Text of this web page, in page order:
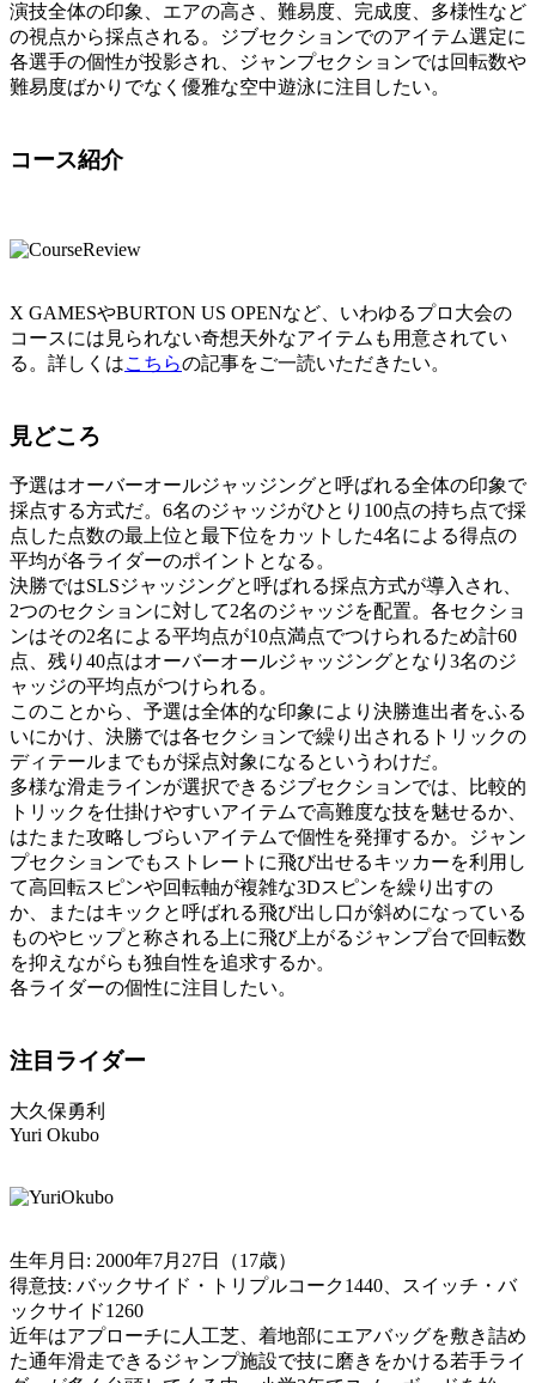
演技全体の印象、エアの高さ、難易度、完成度、多様性など
の視点から採点される。ジブセクションでのアイテム選定に
各選手の個性が投影され、ジャンプセクションでは回転数や
難易度ばかりでなく優雅な空中遊泳に注目したい。
コース紹介
X GAMESやBURTON US OPENなど、いわゆるプロ大会の
コースには見られない奇想天外なアイテムも用意されてい
る。詳しくはこちらの記事をご一読いただきたい。
見どころ
予選はオーバーオールジャッジングと呼ばれる全体の印象で
採点する方式だ。6名のジャッジがひとり100点の持ち点で採
点した点数の最上位と最下位をカットした4名による得点の
平均が各ライダーのポイントとなる。
決勝ではSLSジャッジングと呼ばれる採点方式が導入され、
2つのセクションに対して2名のジャッジを配置。各セクショ
ンはその2名による平均点が10点満点でつけられるため計60
点、残り40点はオーバーオールジャッジングとなり3名のジ
ャッジの平均点がつけられる。
このことから、予選は全体的な印象により決勝進出者をふる
いにかけ、決勝では各セクションで繰り出されるトリックの
ディテールまでもが採点対象になるというわけだ。
多様な滑走ラインが選択できるジブセクションでは、比較的
トリックを仕掛けやすいアイテムで高難度な技を魅せるか、
はたまた攻略しづらいアイテムで個性を発揮するか。ジャン
プセクションでもストレートに飛び出せるキッカーを利用し
て高回転スピンや回転軸が複雑な3Dスピンを繰り出すの
か、またはキックと呼ばれる飛び出し口が斜めになっている
ものやヒップと称される上に飛び上がるジャンプ台で回転数
を抑えながらも独自性を追求するか。
各ライダーの個性に注目したい。
注目ライダー
大久保勇利
Yuri Okubo
生年月日: 2000年7月27日（17歳）
得意技: バックサイド・トリプルコーク1440、スイッチ・バ
ックサイド1260
近年はアプローチに人工芝、着地部にエアバッグを敷き詰め
た通年滑走できるジャンプ施設で技に磨きをかける若手ライ